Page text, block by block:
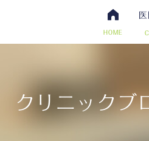
HOME
ス・診療時間 スタッフ
査について 日帰り手
ワクチン・予防接種
クリニックブ